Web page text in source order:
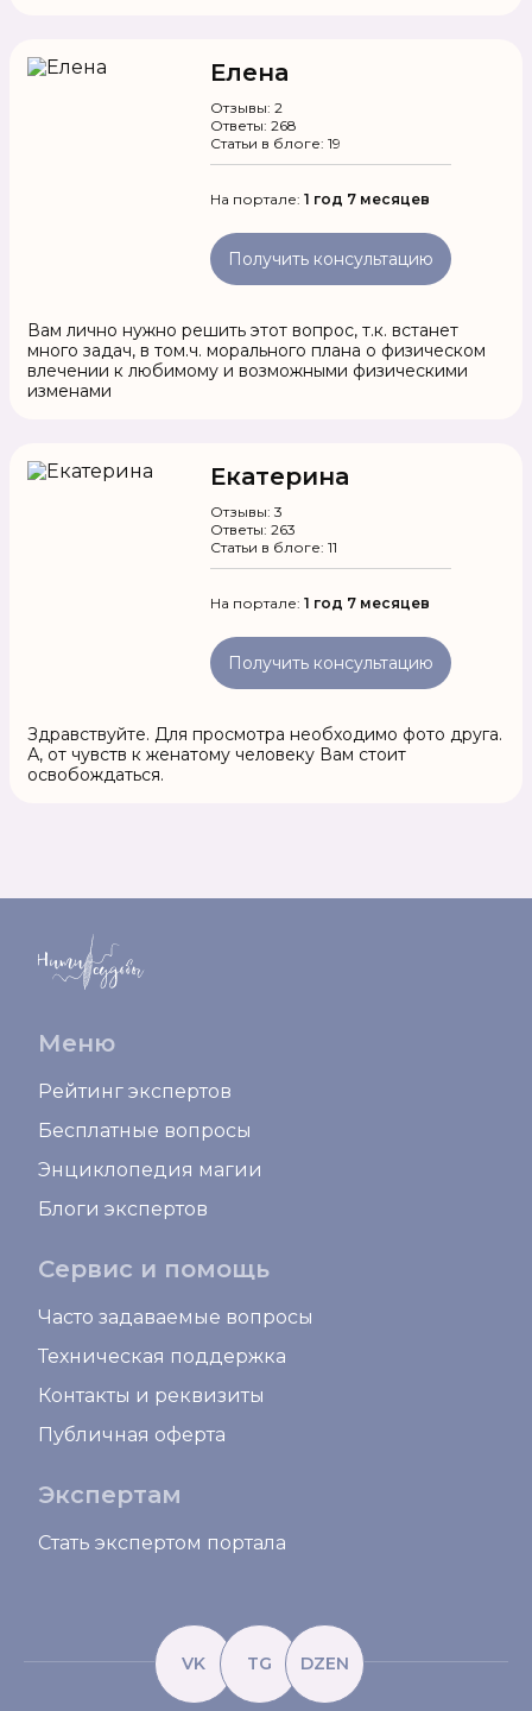
Елена
Отзывы: 2
Ответы: 268
Статьи в блоге: 19
На портале: 1 год 7 месяцев
Получить консультацию
Вам лично нужно решить этот вопрос, т.к. встанет
много задач, в том.ч. морального плана о физическом
влечении к любимому и возможными физическими
изменами
Екатерина
Отзывы: 3
Ответы: 263
Статьи в блоге: 11
На портале: 1 год 7 месяцев
Получить консультацию
Здравствуйте. Для просмотра необходимо фото друга.
А, от чувств к женатому человеку Вам стоит
освобождаться.
Меню
Рейтинг экспертов
Бесплатные вопросы
Энциклопедия магии
Блоги экспертов
Сервис и помощь
Часто задаваемые вопросы
Техническая поддержка
Контакты и реквизиты
Публичная оферта
Экспертам
Стать экспертом портала
VK TG DZEN